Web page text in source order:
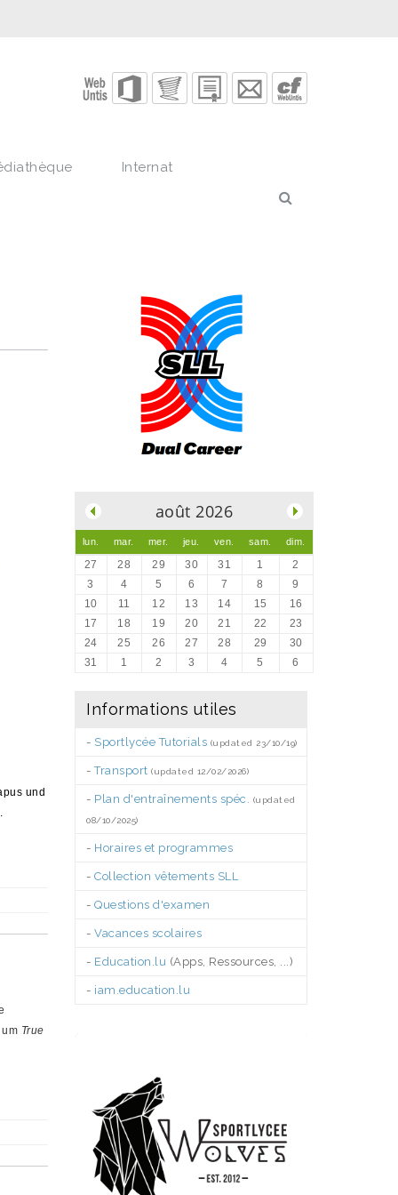
Internat
und
True
août 2026
lun. mar. mer. jeu. ven. sam. dim.
27 28 29 30 31 1
2
3
4 5 6 7 8
9
10
11 12 13 14 15
16
17
18 19 20 21 22
23
24
25 26 27 28 29
30
31
1 2 3 4 5 6
Informations utiles
- Sportlycée Tutorials (updated 23/10/19)
-Transport (updated 12/02/2026)
- Plan d'entraînements spéc. (updated
08/10/2025)
- Horaires et programmes
- Collection vêtements SLL
- Questions d'examen
- Vacances scolaires
- Education.lu (Apps, Ressources, ...)
- iam.education.lu